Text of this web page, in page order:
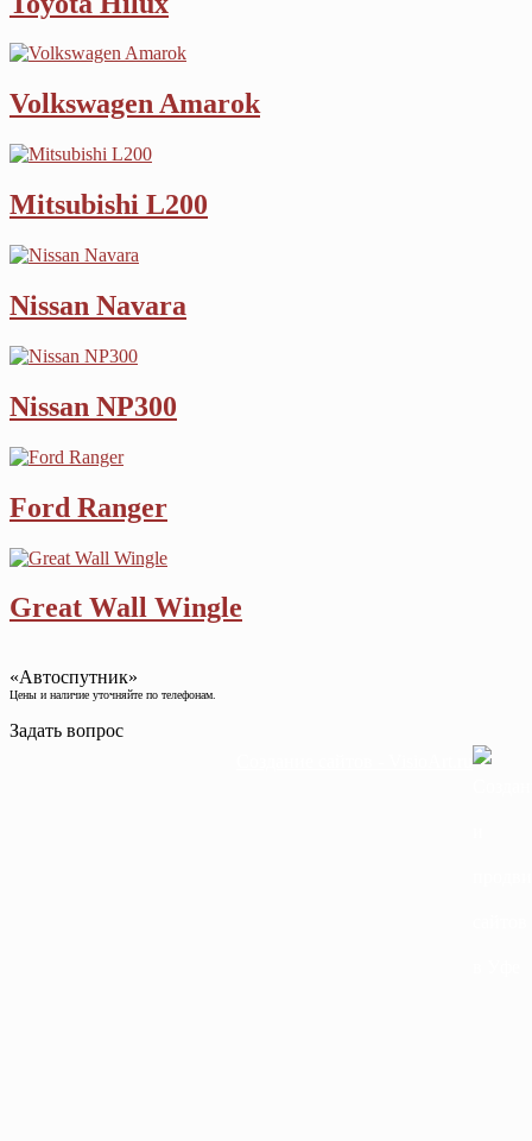
Volkswagen Amarok
Mitsubishi L200
Nissan Navara
Nissan NP300
Ford Ranger
Great Wall Wingle
«Автоспутник»
Цены и наличие уточняйте по телефонам.
Задать вопрос